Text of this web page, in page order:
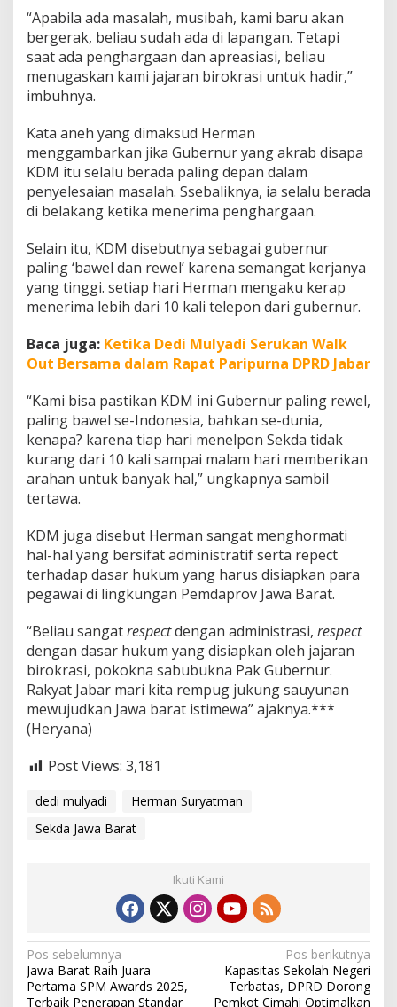
“Apabila ada masalah, musibah, kami baru akan
bergerak, beliau sudah ada di lapangan. Tetapi
saat ada penghargaan dan apreasiasi, beliau
menugaskan kami jajaran birokrasi untuk hadir,”
imbuhnya.
Kata aneh yang dimaksud Herman
menggambarkan jika Gubernur yang akrab disapa
KDM itu selalu berada paling depan dalam
penyelesaian masalah. Ssebaliknya, ia selalu berada
di belakang ketika menerima penghargaan.
Selain itu, KDM disebutnya sebagai gubernur
paling ‘bawel dan rewel’ karena semangat kerjanya
yang tinggi. setiap hari Herman mengaku kerap
menerima lebih dari 10 kali telepon dari gubernur.
Baca juga: Ketika Dedi Mulyadi Serukan Walk
Out Bersama dalam Rapat Paripurna DPRD Jabar
“Kami bisa pastikan KDM ini Gubernur paling rewel,
paling bawel se-Indonesia, bahkan se-dunia,
kenapa? karena tiap hari menelpon Sekda tidak
kurang dari 10 kali sampai malam hari memberikan
arahan untuk banyak hal,” ungkapnya sambil
tertawa.
KDM juga disebut Herman sangat menghormati
hal-hal yang bersifat administratif serta repect
terhadap dasar hukum yang harus disiapkan para
pegawai di lingkungan Pemdaprov Jawa Barat.
“Beliau sangatrespectdengan administrasi, respect
dengan dasar hukum yang disiapkan oleh jajaran
birokrasi, pokokna sabubukna Pak Gubernur.
Rakyat Jabar mari kita rempug jukung sauyunan
mewujudkan Jawa barat istimewa” ajaknya.***
(Heryana)
Post Views: 3,181
dedi mulyadi
Herman Suryatman
Sekda Jawa Barat
Ikuti Kami
N
a
Pos sebelumnya
Jawa Barat Raih Juara
Pertama SPM Awards 2025,
Terbaik Penerapan Standar
Pos berikutnya
Kapasitas Sekolah Negeri
Terbatas, DPRD Dorong
Pemkot Cimahi Optimalkan